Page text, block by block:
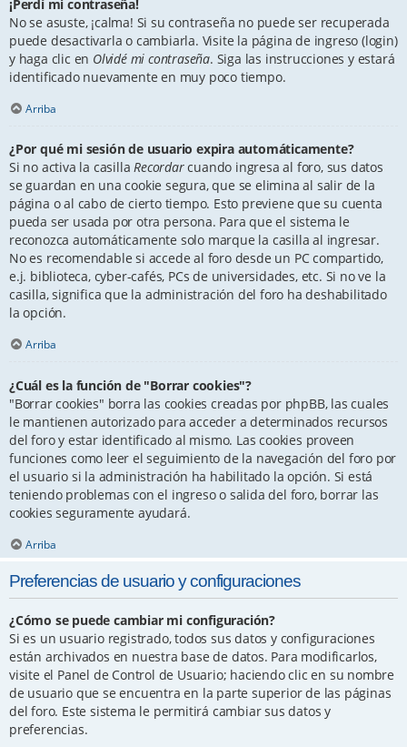
¡Perdí mi contraseña!
No se asuste, ¡calma! Si su contraseña no puede ser recuperada
puede desactivarla o cambiarla. Visite la página de ingreso (login)
y haga clic en Olvidé mi contraseña. Siga las instrucciones y estará
identificado nuevamente en muy poco tiempo.
Arriba
¿Por qué mi sesión de usuario expira automáticamente?
Si no activa la casillaRecordarcuando ingresa al foro, sus datos
se guardan en una cookie segura, que se elimina al salir de la
página o al cabo de cierto tiempo. Esto previene que su cuenta
pueda ser usada por otra persona. Para que el sistema le
reconozca automáticamente solo marque la casilla al ingresar.
No es recomendable si accede al foro desde un PC compartido,
e.j. biblioteca, cyber-cafés, PCs de universidades, etc. Si no ve la
casilla, significa que la administración del foro ha deshabilitado
la opción.
Arriba
¿Cuál es la función de "Borrar cookies"?
"Borrar cookies" borra las cookies creadas por phpBB, las cuales
le mantienen autorizado para acceder a determinados recursos
del foro y estar identificado al mismo. Las cookies proveen
funciones como leer el seguimiento de la navegación del foro por
el usuario si la administración ha habilitado la opción. Si está
teniendo problemas con el ingreso o salida del foro, borrar las
cookies seguramente ayudará.
Arriba
Preferencias de usuario y configuraciones
¿Cómo se puede cambiar mi configuración?
Si es un usuario registrado, todos sus datos y configuraciones
están archivados en nuestra base de datos. Para modificarlos,
visite el Panel de Control de Usuario; haciendo clic en su nombre
de usuario que se encuentra en la parte superior de las páginas
del foro. Este sistema le permitirá cambiar sus datos y
preferencias.